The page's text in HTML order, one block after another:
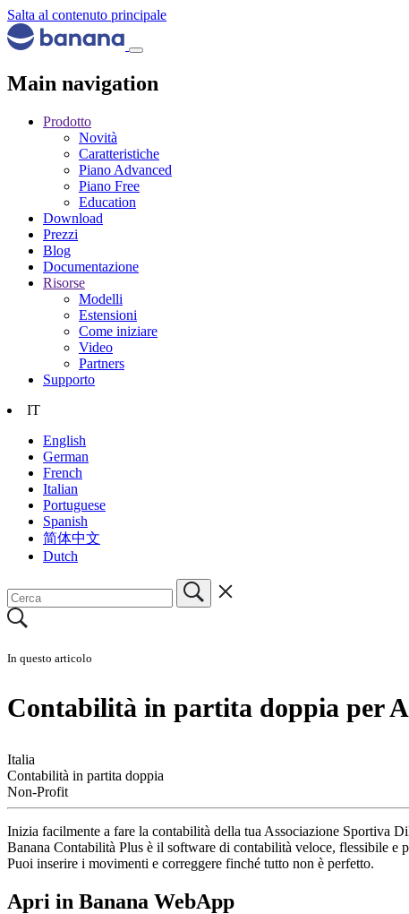
Salta al contenuto principale
Main navigation
Prodotto
Novità
Caratteristiche
Piano Advanced
Piano Free
Education
Download
Prezzi
Blog
Documentazione
Risorse
Modelli
Estensioni
Come iniziare
Video
Partners
Supporto
IT
English
German
French
Italian
Portuguese
Spanish
简体中文
Dutch
In questo articolo
Contabilità in partita doppia per
Italia
Contabilità in partita doppia
Non-Profit
Inizia facilmente a fare la contabilità della tua Associazione Sportiva
Banana Contabilità Plus è il software di contabilità veloce, flessibile e
Puoi inserire i movimenti e correggere finché tutto non è perfetto.
Apri in Banana WebApp